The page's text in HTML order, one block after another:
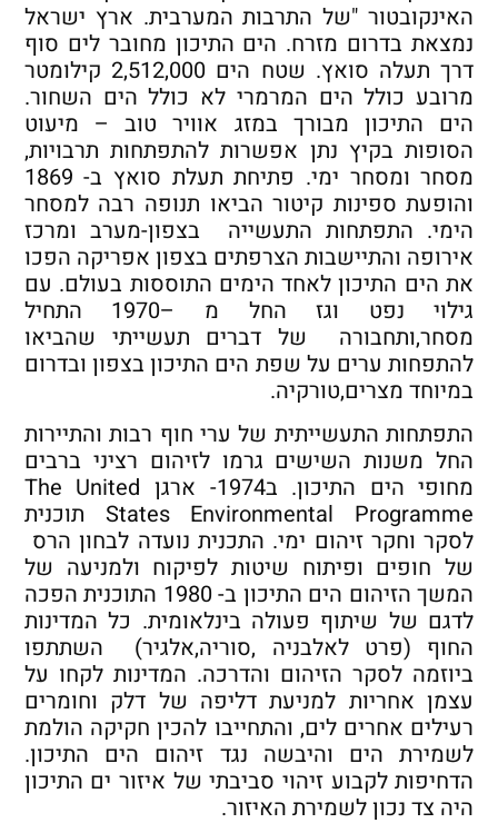
האינקובטור "של התרבות המערבית. ארץ ישראל
נמצאת בדרום מזרח. הים התיכון מחובר לים סוף
דרך תעלה סואץ. שטח הים 2,512,000 קילומטר
מרובע כולל הים המרמרי לא כולל הים השחור.
הים התיכון מבורך במזג אוויר טוב – מיעוט
הסופות בקיץ נתן אפשרות להתפתחות תרבויות,
מסחר ומסחר ימי. פתיחת תעלת סואץ ב- 1869
והופעת ספינות קיטור הביאו תנופה רבה למסחר
הימי. התפתחות התעשייה בצפון-מערב ומרכז
אירופה והתיישבות הצרפתים בצפון אפריקה הפכו
את הים התיכון לאחד הימים התוססות בעולם. עם
גילוי נפט וגז החל מ –1970 התחיל
מסחר,ותחבורה של דברים תעשייתי שהביאו
להתפחות ערים על שפת הים התיכון בצפון ובדרום
במיוחד מצרים,טורקיה.
התפתחות התעשייתית של ערי חוף רבות והתיירות
החל משנות השישים גרמו לזיהום רציני ברבים
מחופי הים התיכון. ב1974- ארגן The United
States Environmental Programme תוכנית
לסקר וחקר זיהום ימי. התכנית נועדה לבחון הרס
של חופים ופיתוח שיטות לפיקוח ולמניעה של
המשך הזיהום הים התיכון ב- 1980 התוכנית הפכה
לדגם של שיתוף פעולה בינלאומית. כל המדינות
החוף (פרט לאלבניה ,סוריה,אלגיר) השתתפו
ביוזמה לסקר הזיהום והדרכה. המדינות לקחו על
עצמן אחריות למניעת דליפה של דלק וחומרים
רעילים אחרים לים, והתחייבו להכין חקיקה הולמת
לשמירת הים והיבשה נגד זיהום הים התיכון.
הדחיפות לקבוע זיהוי סביבתי של איזור ים התיכון
היה צד נכון לשמירת האיזור.